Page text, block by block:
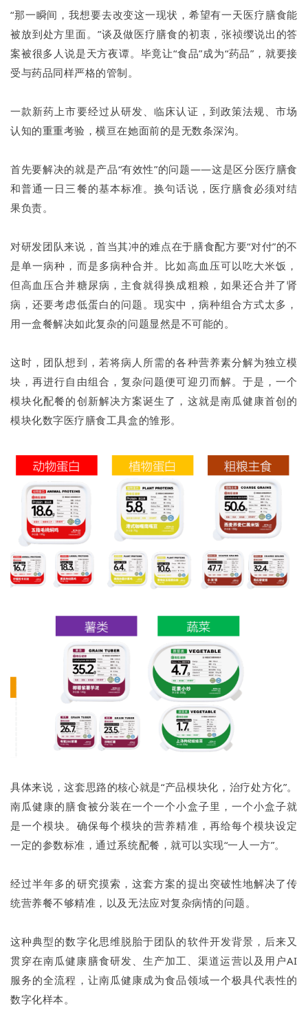
“那一瞬间，我想要去改变这一现状，希望有一天医疗膳食能
被放到处方里面。”谈及做医疗膳食的初衷，张祯缨说出的答
案被很多人说是天方夜谭。毕竟让“食品”成为“药品”，就要接
受与药品同样严格的管制。
一款新药上市要经过从研发、临床认证，到政策法规、市场
认知的重重考验，横亘在她面前的是无数条深沟。
首先要解决的就是产品“有效性”的问题——这是区分医疗膳食
和普通一日三餐的基本标准。换句话说，医疗膳食必须对结
果负责。
对研发团队来说，首当其冲的难点在于膳食配方要“对付”的不
是单一病种，而是多病种合并。比如高血压可以吃大米饭，
但高血压合并糖尿病，主食就得换成粗粮，如果还合并了肾
病，还要考虑低蛋白的问题。现实中，病种组合方式太多，
用一盒餐解决如此复杂的问题显然是不可能的。
这时，团队想到，若将病人所需的各种营养素分解为独立模
块，再进行自由组合，复杂问题便可迎刃而解。于是，一个
模块化配餐的创新解决方案诞生了，这就是南瓜健康首创的
模块化数字医疗膳食工具盒的雏形。
具体来说，这套思路的核心就是“产品模块化，治疗处方化”。
南瓜健康的膳食被分装在一个一个小盒子里，一个小盒子就
是一个模块。确保每个模块的营养精准，再给每个模块设定
一定的参数标准，通过系统配餐，就可以实现“一人一方”。
经过半年多的研究摸索，这套方案的提出突破性地解决了传
统营养餐不够精准，以及无法应对复杂病情的问题。
这种典型的数字化思维脱胎于团队的软件开发背景，后来又
贯穿在南瓜健康膳食研发、生产加工、渠道运营以及用户AI
服务的全流程，让南瓜健康成为食品领域一个极具代表性的
数字化样本。